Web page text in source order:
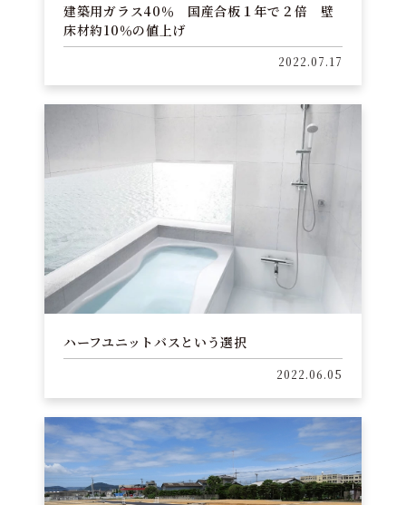
建築用ガラス40％ 国産合板１年で２倍 壁
床材約10％の値上げ
2022.07.17
ハーフユニットバスという選択
2022.06.05